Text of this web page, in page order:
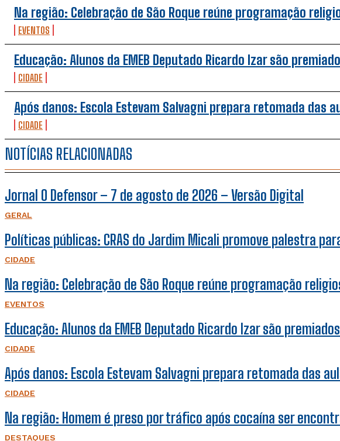
Na região: Celebração de São Roque reúne programação
EVENTOS
Educação: Alunos da EMEB Deputado Ricardo Izar são
CIDADE
Após danos: Escola Estevam Salvagni prepara retomada das
CIDADE
NOTÍCIAS RELACIONADAS
Jornal O Defensor – 7 de agosto de 2026 – Versão Digital
GERAL
Políticas públicas: CRAS do Jardim Micali promove palestra
CIDADE
Na região: Celebração de São Roque reúne programação
EVENTOS
Educação: Alunos da EMEB Deputado Ricardo Izar são
CIDADE
Após danos: Escola Estevam Salvagni prepara retomada das
CIDADE
Na região: Homem é preso por tráfico após cocaína ser
DESTAQUES